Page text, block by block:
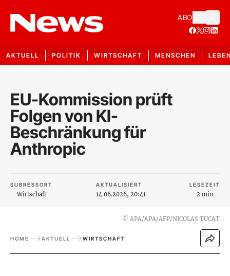
ABO
AKTUELL POLITIK WIRTSCHAFT MENSCHEN
EU-Kommission prüft
Folgen von KI-
Beschränkung für
Anthropic
SUBRESSORT
Wirtschaft
AKTUALISIERT
14.06.2026, 20:41
LESEZEIT
2 min
© APA/APA/AFP/NICOLAS TUCAT
HOME AKTUELL WIRTSCHAFT